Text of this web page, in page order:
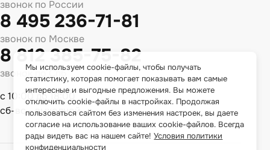
звонок по России
8 495 236-71-81
звонок по Москве
8 812 385-75-82
звонок по Спб
с 10:00 до 18:00
сб-вс - выходной
Мы используем cookie-файлы, чтобы получать
статистику, которая помогает показывать вам самые
интересные и выгодные предложения. Вы можете
отключить cookie-файлы в настройках. Продолжая
пользоваться сайтом без изменения настроек, вы даете
согласие на использование ваших cookie-файлов. Всегда
рады видеть вас на нашем сайте!Условия политики
конфиденциальности